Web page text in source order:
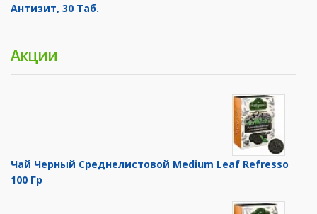
Антизит, 30 Таб.
Акции
Чай Черный Среднелистовой Medium Leaf Refresso
100 Гр